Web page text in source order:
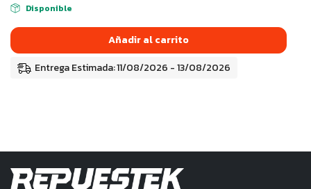
Disponible
Añadir al carrito
Entrega Estimada: 11/08/2026 - 13/08/2026